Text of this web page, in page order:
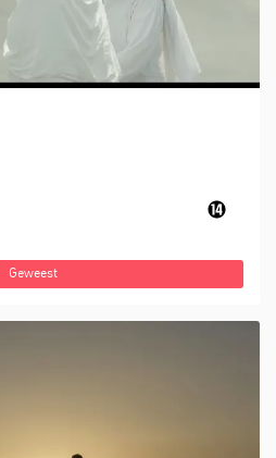
Geweest